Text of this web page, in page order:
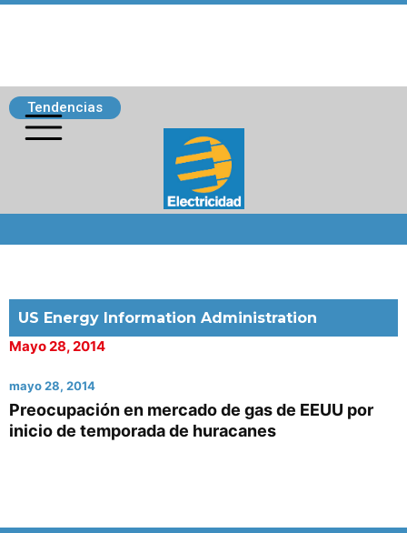
Tendencias
US Energy Information Administration
Mayo 28, 2014
mayo 28, 2014
Preocupación en mercado de gas de EEUU por
inicio de temporada de huracanes